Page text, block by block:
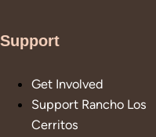
Support
Get Involved
Support Rancho Los
Cerritos